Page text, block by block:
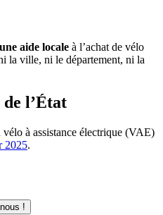
aide locale à l’achat de vélo
la ville, ni le département, ni la
l’État
à assistance électrique (VAE)
2025.
!